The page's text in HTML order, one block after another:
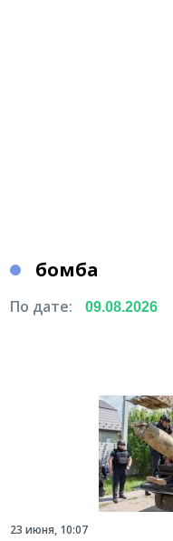
бомба
По дате:
23 июня, 10:07